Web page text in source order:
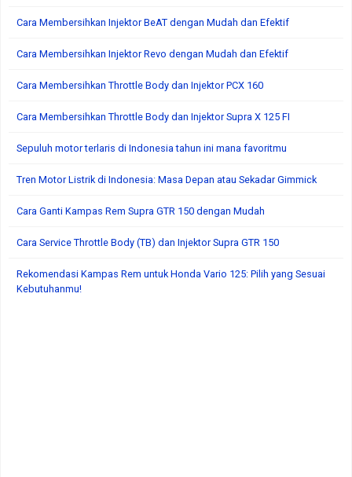
Cara Membersihkan Injektor BeAT dengan Mudah dan Efektif
Cara Membersihkan Injektor Revo dengan Mudah dan Efektif
Cara Membersihkan Throttle Body dan Injektor PCX 160
Cara Membersihkan Throttle Body dan Injektor Supra X 125 FI
Sepuluh motor terlaris di Indonesia tahun ini mana favoritmu
Tren Motor Listrik di Indonesia: Masa Depan atau Sekadar Gimmick
Cara Ganti Kampas Rem Supra GTR 150 dengan Mudah
Cara Service Throttle Body (TB) dan Injektor Supra GTR 150
Rekomendasi Kampas Rem untuk Honda Vario 125: Pilih yang Sesuai
Kebutuhanmu!